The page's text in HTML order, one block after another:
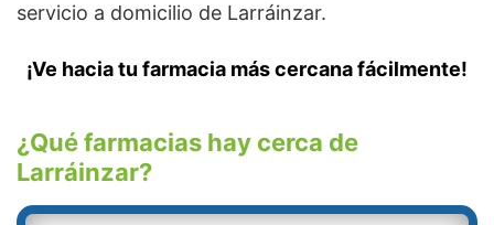
servicio a domicilio de Larráinzar.
¡Ve hacia tu farmacia más cercana fácilmente!
¿Qué farmacias hay cerca de
Larráinzar?